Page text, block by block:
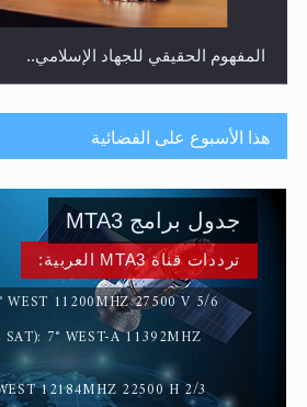
المفهوم الحقيقي للجهاد الإسلامي..
سورة التكوير تُنبئ بزمن بعثة المسيح
هذا الأسبوع على الفضائية
ترددات قناة MTA3 العربية:
WEST 11200MHZ 27500 V 5/6
7° WEST-A 11392MHZ
12184MHZ 22500 H 2/3
جدول برامج MTA3